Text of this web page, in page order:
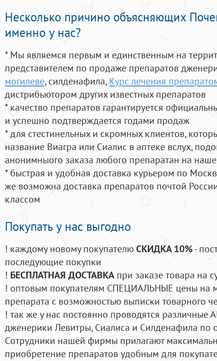
Несколько причино объясняющих
именно у нас?
* Мы являемся первым и единственным на
представителем по продаже препаратов
могилеве, силденафила, Курс лечения
дистрибьютором других известных препаратов
* качество препаратов гарантируется
и успешно подтверждается годами продаж
* для стестинельных и скромных клиентов,
название Виагра или Сиалис в аптеке вслух,
анонимныого заказа любого препаратан на
* быстрая и удобная доставка курьером по
же возможна доставка препаратов почтой
классом
Покупать у нас выгодно
! каждому новому покупателюСКИДКА 10%-
последующие покупки
! БЕСПЛАТНАЯ ДОСТАВКА при заказе товара на
! оптовым покупателям СПЕЦИАЛЬНЫЕ цены на
препарата с возможностью выписки товарного
! так же у нас постоянно проводятся
дженерики Левитры, Сиалиса и Силденафила по
Cотрудники нашей фирмы прилагают
приобретение препаратов удобным для